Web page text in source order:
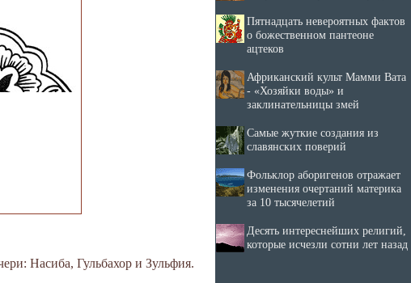
Насиба, Гульбахор и Зульфия.
Пятнадцать невероятных фактов
о божественном пантеоне
ацтеков
Африканский культ Мамми Вата
- «Хозяйки воды» и
заклинательницы змей
Самые жуткие создания из
славянских поверий
Фольклор аборигенов отражает
изменения очертаний материка
за 10 тысячелетий
Десять интереснейших религий,
которые исчезли сотни лет назад